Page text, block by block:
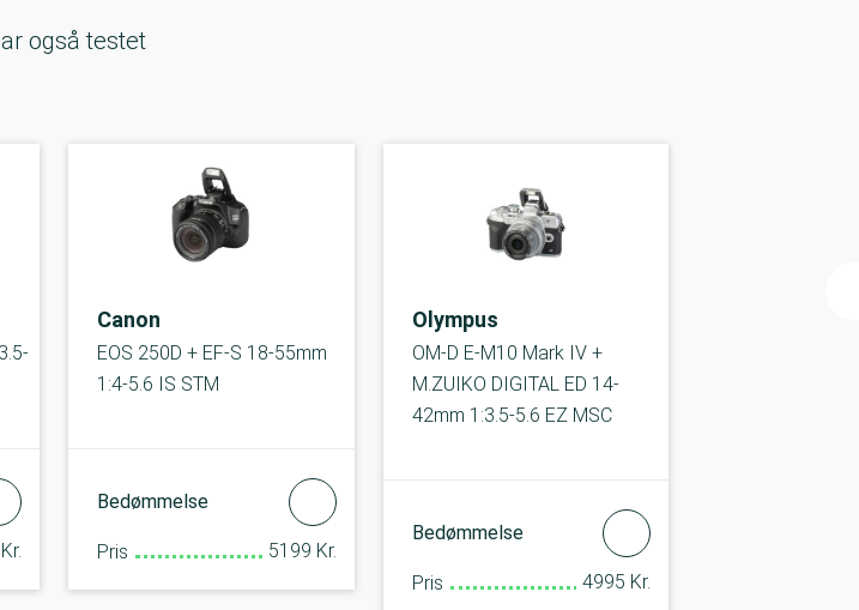
også testet
Canon
EOS 250D + EF-S 18-55mm
1:4-5.6 IS STM
Bedømmelse
Pris 5199 Kr.
Olympus
OM-D E-M10 Mark IV +
M.ZUIKO DIGITAL ED 14-
42mm 1:3.5-5.6 EZ MSC
Bedømmelse
Pris 4995 Kr.